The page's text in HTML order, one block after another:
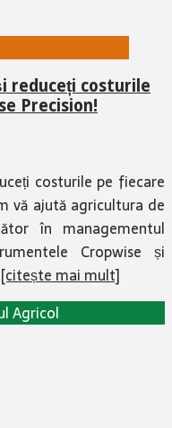
reduceți costurile
Precision!
costurile pe fiecare
vă ajută agricultura de
în managementul
Cropwise și
[citește mai mult]
Agricol